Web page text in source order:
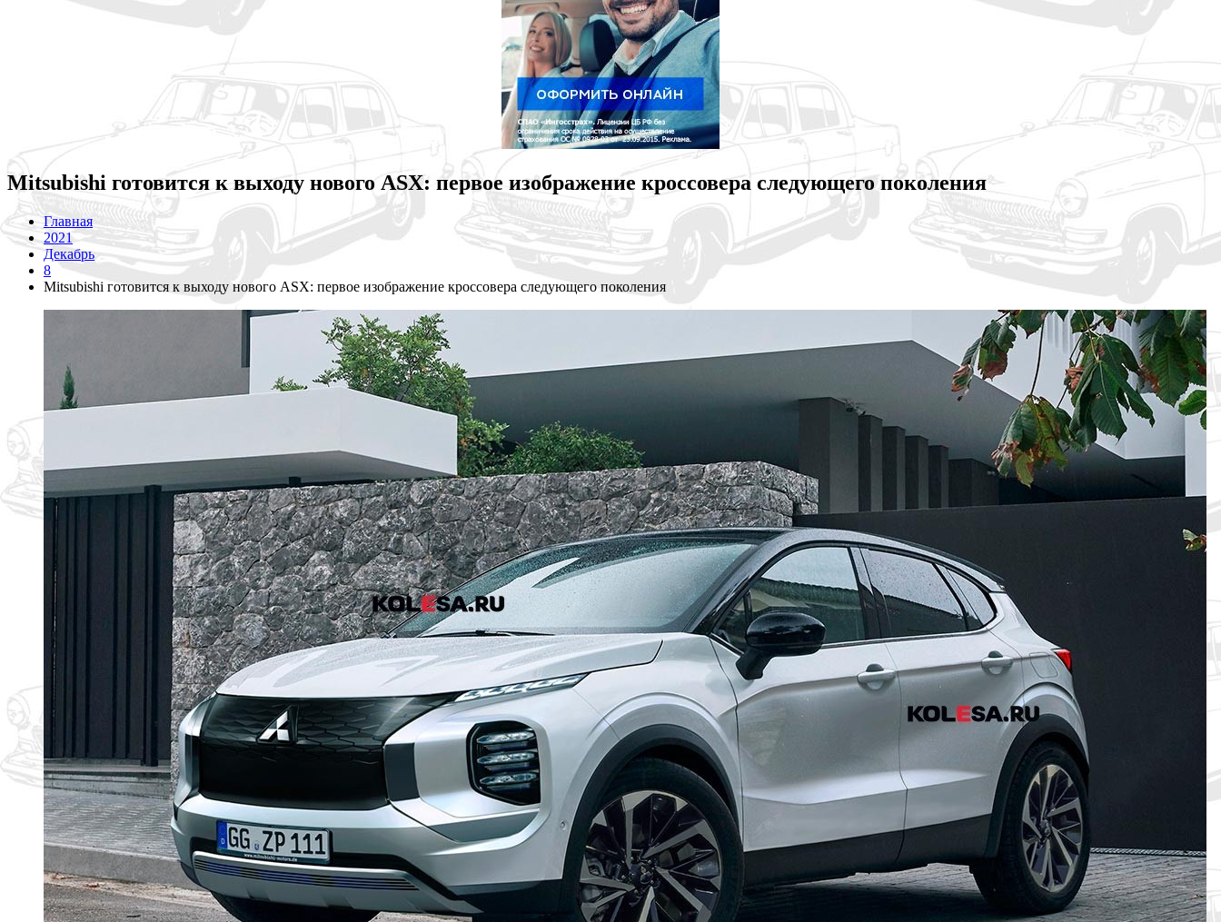
Mitsubishi готовится к выходу нового ASX: первое изображение кроссовера следующего поколения
Главная
2021
Декабрь
8
Mitsubishi готовится к выходу нового ASX: первое изображение кроссовера следующего поколения